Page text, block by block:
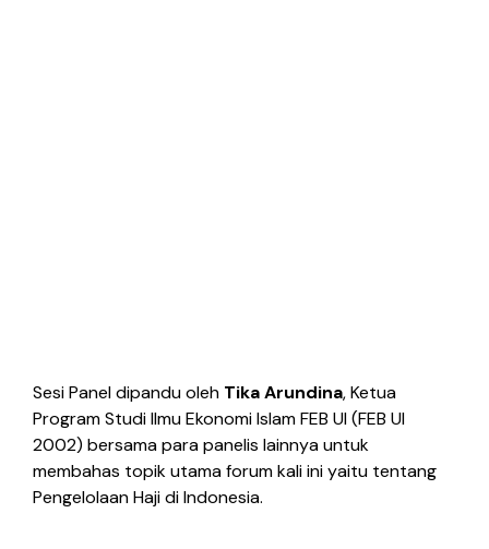
Sesi Panel dipandu oleh Tika Arundina, Ketua
Program Studi Ilmu Ekonomi Islam FEB UI (FEB UI
2002) bersama para panelis lainnya untuk
membahas topik utama forum kali ini yaitu tentang
Pengelolaan Haji di Indonesia.